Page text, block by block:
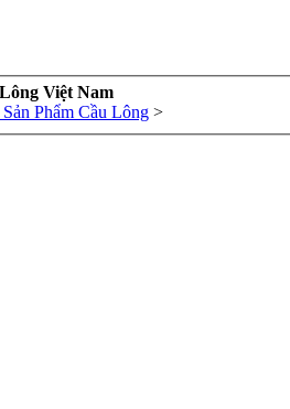
Việt Nam
Phẩm Cầu Lông >